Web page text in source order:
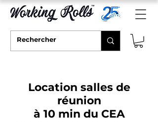
Location salles de
réunion
à 10 min du CEA